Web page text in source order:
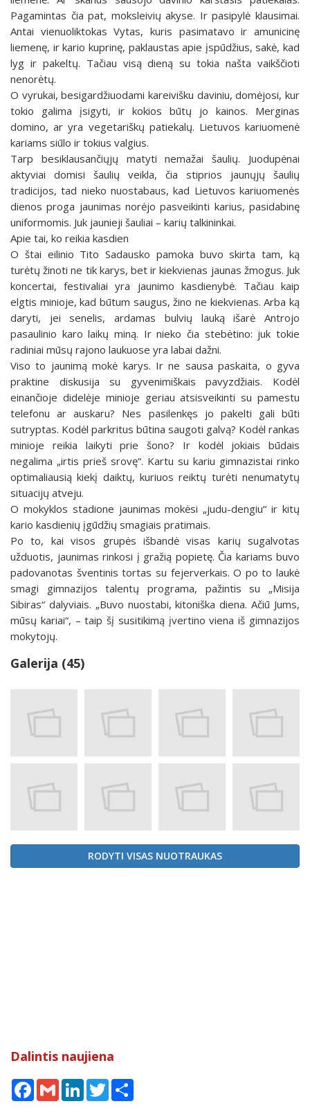
Pagamintas čia pat, moksleivių akyse. Ir pasipylė klausimai.
Antai vienuoliktokas Vytas, kuris pasimatavo ir amunicinę
liemenę, ir kario kuprinę, paklaustas apie įspūdžius, sakė, kad
lyg ir pakeltų. Tačiau visą dieną su tokia našta vaikščioti
nenorėtų.
O vyrukai, besigardžiuodami kareivišku daviniu, domėjosi, kur
tokio galima įsigyti, ir kokios būtų jo kainos. Merginas
domino, ar yra vegetariškų patiekalų. Lietuvos kariuomenė
kariams siūlo ir tokius valgius.
Tarp besiklausančiųjų matyti nemažai šaulių. Juodupėnai
aktyviai domisi šaulių veikla, čia stiprios jaunųjų šaulių
tradicijos, tad nieko nuostabaus, kad Lietuvos kariuomenės
dienos proga jaunimas norėjo pasveikinti karius, pasidabinę
uniformomis. Juk jaunieji šauliai – karių talkininkai.
Apie tai, ko reikia kasdien
O štai eilinio Tito Sadausko pamoka buvo skirta tam, ką
turėtų žinoti ne tik karys, bet ir kiekvienas jaunas žmogus. Juk
koncertai, festivaliai yra jaunimo kasdienybė. Tačiau kaip
elgtis minioje, kad būtum saugus, žino ne kiekvienas. Arba ką
daryti, jei senelis, ardamas bulvių lauką išarė Antrojo
pasaulinio karo laikų miną. Ir nieko čia stebėtino: juk tokie
radiniai mūsų rajono laukuose yra labai dažni.
Viso to jaunimą mokė karys. Ir ne sausa paskaita, o gyva
praktine diskusija su gyvenimiškais pavyzdžiais. Kodėl
einančioje didelėje minioje geriau atsisveikinti su pamestu
telefonu ar auskaru? Nes pasilenkęs jo pakelti gali būti
sutryptas. Kodėl parkritus būtina saugoti galvą? Kodėl rankas
minioje reikia laikyti prie šono? Ir kodėl jokiais būdais
negalima „irtis prieš srovę“. Kartu su kariu gimnazistai rinko
optimaliausią kiekį daiktų, kuriuos reiktų turėti nenumatytų
situacijų atveju.
O mokyklos stadione jaunimas mokėsi „judu-dengiu“ ir kitų
kario kasdienių įgūdžių smagiais pratimais.
Po to, kai visos grupės išbandė visas karių sugalvotas
užduotis, jaunimas rinkosi į gražią popietę. Čia kariams buvo
padovanotas šventinis tortas su fejerverkais. O po to laukė
smagi gimnazijos talentų programa, pažintis su „Misija
Sibiras“ dalyviais. „Buvo nuostabi, kitoniška diena. Ačiū Jums,
mūsų kariai“, – taip šį susitikimą įvertino viena iš gimnazijos
mokytojų.
Galerija (45)
RODYTI VISAS NUOTRAUKAS
Dalintis naujiena
Facebook
Gmail LinkedInTwitter